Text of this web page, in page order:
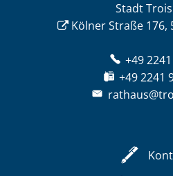
Stadt
Kölner Straße 176,
+49
+49 2241